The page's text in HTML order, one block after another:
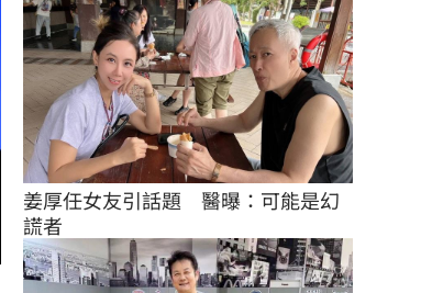
姜厚任女友引話題　醫曝：可能是幻
謊者